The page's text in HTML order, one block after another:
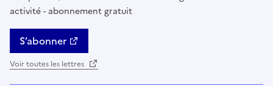
activité - abonnement gratuit
S’abonner
Voir toutes les lettres